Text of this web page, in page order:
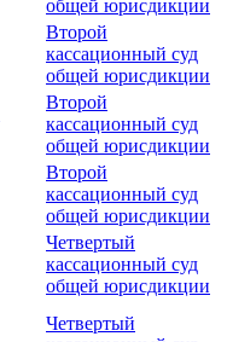
общей юрисдикции
Второй
кассационный суд
общей юрисдикции
Второй
кассационный суд
общей юрисдикции
Второй
кассационный суд
общей юрисдикции
Четвертый
кассационный суд
общей юрисдикции
Четвертый